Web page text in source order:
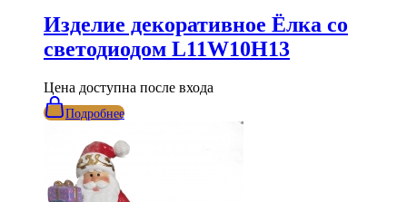
Изделие декоративное Ёлка со
светодиодом L11W10H13
Цена доступна после входа
Подробнее